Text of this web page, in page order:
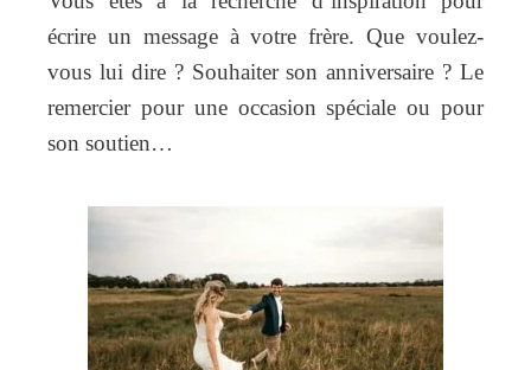
écrire un message à votre frère. Que voulez-
vous lui dire ? Souhaiter son anniversaire ? Le
remercier pour une occasion spéciale ou pour
son soutien…